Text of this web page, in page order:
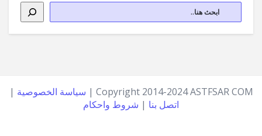
Copyright 2014-2024 ASTFSAR COM | سياسة الخصوصية |
اتصل بنا | شروط واحكام